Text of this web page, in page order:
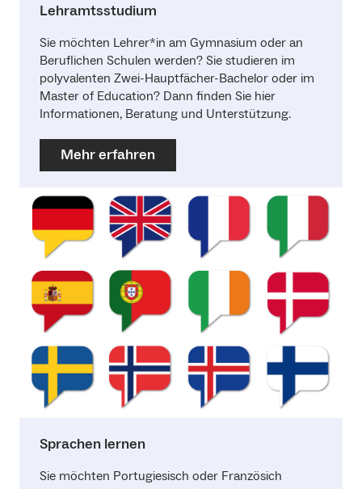
Lehramtsstudium
Sie möchten Lehrer*in am Gymnasium oder an
Beruflichen Schulen werden? Sie studieren im
polyvalenten Zwei-Hauptfächer-Bachelor oder im
Master of Education? Dann finden Sie hier
Informationen, Beratung und Unterstützung.
Mehr erfahren
Sprachen lernen
Sie möchten Portugiesisch oder Französich